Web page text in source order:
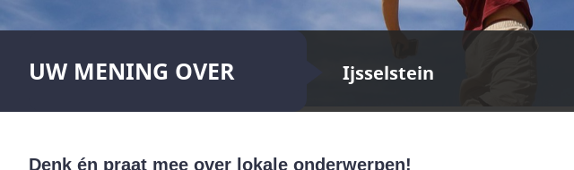
UW MENING OVER Ijsselstein
Denk én praat mee over lokale onderwerpen!